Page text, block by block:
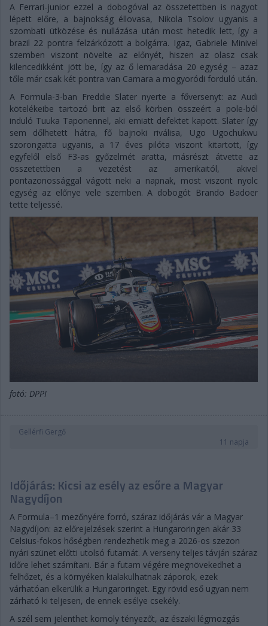
A Ferrari-junior ezzel a dobogóval az összetettben is nagyot
lépett előre, a bajnokság éllovasa, Nikola Tsolov ugyanis a
szombati ütközése és nullázása után most hetedik lett, így a
brazil 22 pontra felzárkózott a bolgárra. Igaz, Gabriele Minivel
szemben viszont növelte az előnyét, hiszen az olasz csak
kilencedikként jött be, így az ő lemaradása 20 egység – azaz
tőle már csak két pontra van Camara a mogyoródi forduló után.
A Formula-3-ban Freddie Slater nyerte a főversenyt: az Audi
kötelékeibe tartozó brit az első körben összeért a pole-ból
induló Tuuka Taponennel, aki emiatt defektet kapott. Slater így
sem dőlhetett hátra, fő bajnoki riválisa, Ugo Ugochukwu
szorongatta ugyanis, a 17 éves pilóta viszont kitartott, így
egyfelől első F3-as győzelmét aratta, másrészt átvette az
összetettben a vezetést az amerikaitól, akivel
pontazonossággal vágott neki a napnak, most viszont nyolc
egység az előnye vele szemben. A dobogót Brando Badoer
tette teljessé.
fotó: DPPI
Gellérfi Gergő
11 napja
Időjárás: Kicsi az esély az esőre a Magyar
Nagydíjon
A Formula–1 mezőnyére forró, száraz időjárás vár a Magyar
Nagydíjon: az előrejelzések szerint a Hungaroringen akár 33
Celsius-fokos hőségben rendezhetik meg a 2026-os szezon
nyári szünet előtti utolsó futamát. A verseny teljes távján száraz
időre lehet számítani. Bár a futam végére megnövekedhet a
felhőzet, és a környéken kialakulhatnak záporok, ezek
várhatóan elkerülik a Hungaroringet. Egy rövid eső ugyan nem
zárható ki teljesen, de ennek esélye csekély.
A szél sem jelenthet komoly tényezőt, az északi légmozgás